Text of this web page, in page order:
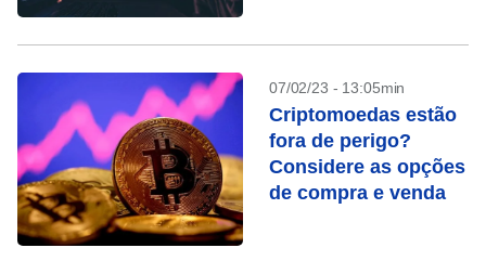
07/02/23 - 13:05min
Criptomoedas estão
fora de perigo?
Considere as opções
de compra e venda